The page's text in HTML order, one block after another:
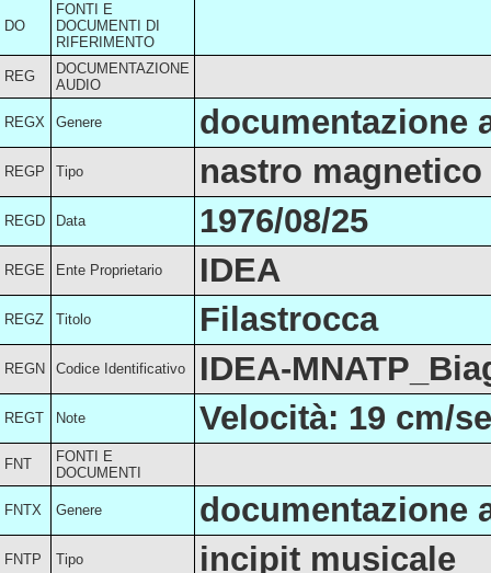
DO
FONTI E
DOCUMENTI DI
RIFERIMENTO
REG
DOCUMENTAZIONE
AUDIO
REGX Genere documentazione
REGP Tipo nastro
REGD Data 1976/08/25
REGE Ente Proprietario IDEA
REGZ Titolo Filastrocca
REGN Codice Identificativo IDEA-
REGT Note Velocità: 19 cm/
FNT
FONTI E
DOCUMENTI
FNTX Genere documentazione
FNTP Tipo incipit musicale